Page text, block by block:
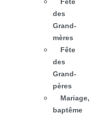
des
Grand-
mères
Fête
des
Grand-
pères
Mariage,
baptême